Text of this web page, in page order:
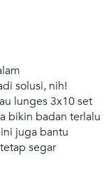
solusi, nih!
lunges 3x10 set
bikin badan terlalu
juga bantu
segar